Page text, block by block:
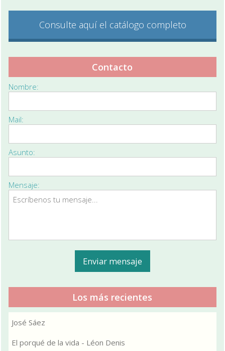
Consulte aquí el catálogo completo
Contacto
Nombre:
Mail:
Asunto:
Mensaje:
Los más recientes
José Sáez
El porqué de la vida - Léon Denis